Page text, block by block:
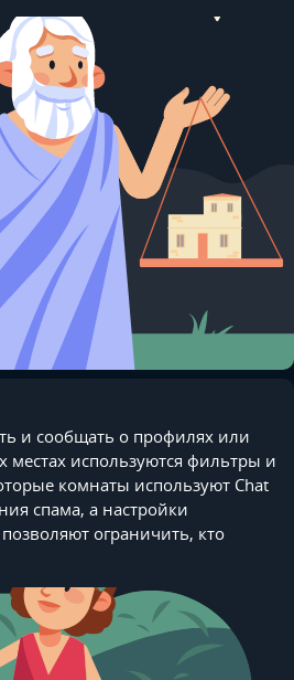
и сообщать о профилях или
местах используются фильтры и
комнаты используют Chat
спама, а настройки
ограничить, кто